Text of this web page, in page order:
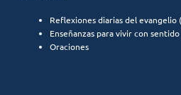
Reflexiones diarias del evangelio
Enseñanzas para vivir con sentido
Oraciones